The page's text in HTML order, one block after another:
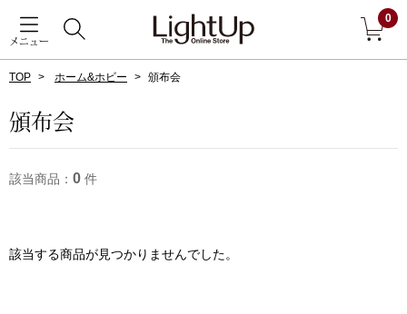
メニュー
0
すべて見る アウター
TOP ホーム&ホビー 頒布会
頒布会
該当商品： 0 件
該当する商品が見つかりませんでした。